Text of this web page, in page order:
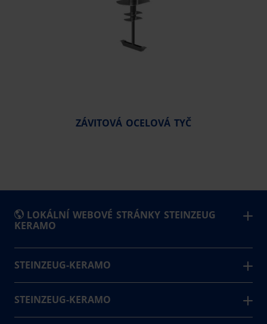
ZÁVITOVÁ OCELOVÁ TYČ
LOKÁLNÍ WEBOVÉ STRÁNKY STEINZEUG
KERAMO
Česká Republika
Deutschland
España
STEINZEUG-KERAMO
Steinzeug-Keramo znamená spolehlivost a udržitelnost –
jak jako důvěryhodný partner, tak v kvalitních, ekologicky
šetrných řešeních pro odpadní vody, která poskytujeme.
STEINZEUG-KERAMO
Kontakt